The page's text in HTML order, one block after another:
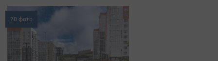
20 фото